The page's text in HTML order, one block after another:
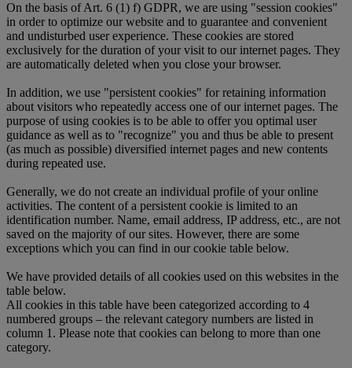
On the basis of Art. 6 (1) f) GDPR, we are using "session cookies"
in order to optimize our website and to guarantee and convenient
and undisturbed user experience. These cookies are stored
exclusively for the duration of your visit to our internet pages. They
are automatically deleted when you close your browser.
In addition, we use "persistent cookies" for retaining information
about visitors who repeatedly access one of our internet pages. The
purpose of using cookies is to be able to offer you optimal user
guidance as well as to "recognize" you and thus be able to present
(as much as possible) diversified internet pages and new contents
during repeated use.
Generally, we do not create an individual profile of your online
activities. The content of a persistent cookie is limited to an
identification number. Name, email address, IP address, etc., are not
saved on the majority of our sites. However, there are some
exceptions which you can find in our cookie table below.
We have provided details of all cookies used on this websites in the
table below.
All cookies in this table have been categorized according to 4
numbered groups – the relevant category numbers are listed in
column 1. Please note that cookies can belong to more than one
category.